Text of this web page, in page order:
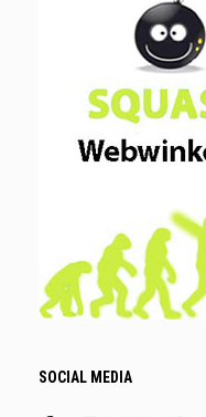
SOCIAL MEDIA